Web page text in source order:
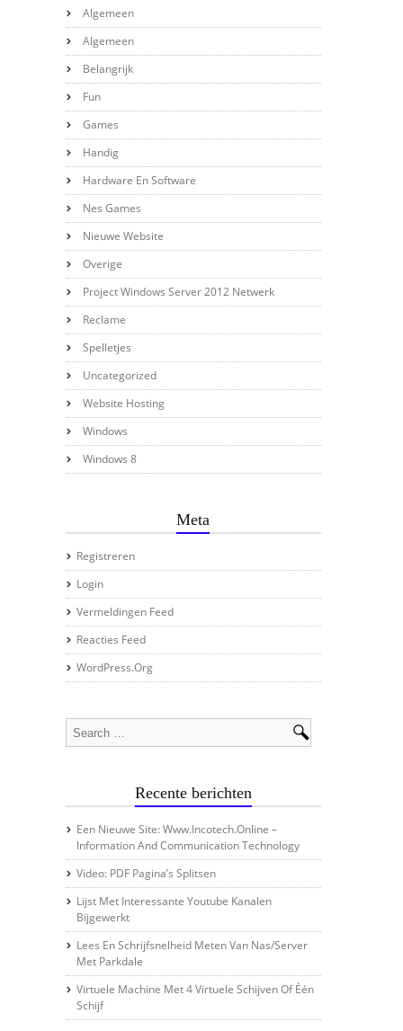
Algemeen
Algemeen
Belangrijk
Fun
Games
Handig
Hardware En Software
Nes Games
Nieuwe Website
Overige
Project Windows Server 2012 Netwerk
Reclame
Spelletjes
Uncategorized
Website Hosting
Windows
Windows 8
Meta
Registreren
Login
Vermeldingen Feed
Reacties Feed
WordPress.org
Recente berichten
Een Nieuwe Site: Www.incotech.online –
Information And Communication Technology
Video: PDF Pagina’s Splitsen
Lijst Met Interessante Youtube Kanalen
Bijgewerkt
Lees En Schrijfsnelheid Meten Van Nas/server
Met Parkdale
Virtuele Machine Met 4 Virtuele Schijven Of Één
Schijf